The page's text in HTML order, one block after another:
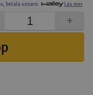
betala senare. Läs mer
+